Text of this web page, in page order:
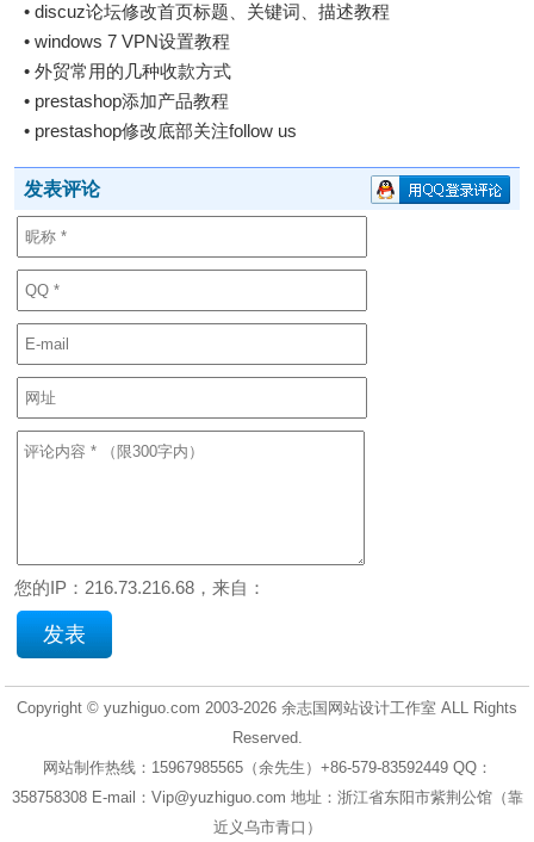
•discuz论坛修改首页标题、关键词、描述教程
•windows 7 VPN设置教程
•外贸常用的几种收款方式
• prestashop添加产品教程
• prestashop修改底部关注follow us
发表评论
您的IP：216.73.216.68，来自：
Copyright © yuzhiguo.com 2003-2026 余志国网站设计工作室 ALL Rights
Reserved.
网站制作热线：15967985565（余先生）+86-579-83592449 QQ：
358758308 E-mail：Vip@yuzhiguo.com 地址：浙江省东阳市紫荆公馆（靠
近义乌市青口）